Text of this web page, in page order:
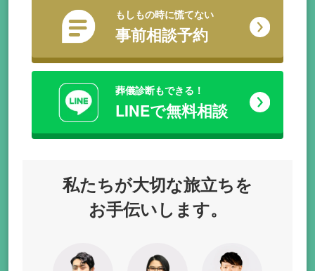
もしもの時に慌てない
事前相談予約
葬儀診断もできる！
LINEで無料相談
私たちが大切な旅立ちを
お手伝いします。